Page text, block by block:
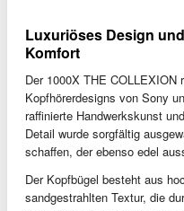
Luxuriöses Design
Komfort
Der 1000X THE
Kopfhörerdesigns von Sony
raffinierte Handwerkskunst
Detail wurde sorgfältig
schaffen, der ebenso edel
Der Kopfbügel besteht aus
sandgestrahlten Textur, die